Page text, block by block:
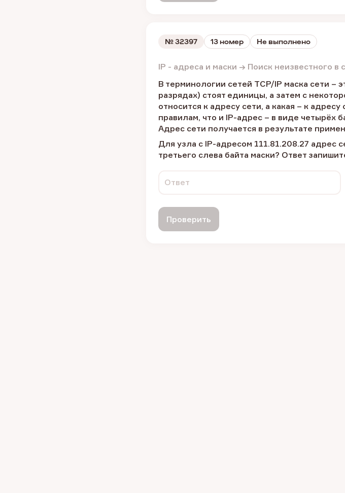
№32397 13 номер Не выполнено
IP - адреса и маски → Поиск неизвестного в
В терминологии сетей TCP/IP маска сети –
разрядах) стоят единицы, а затем с
относится к адресу сети, а какая – к
правилам, что и IP-адрес – в виде четырёх
Адрес сети получается в результате
Для узла с IP-адресом 111.81.208.27 адрес
третьего слева байта маски? Ответ
Ответ
Проверить